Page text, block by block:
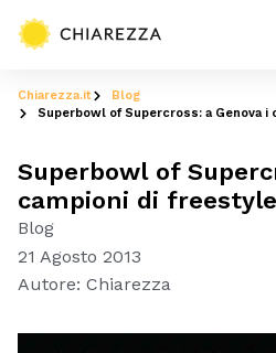
Chiarezza.it
Blog
Superbowl of Supercross: a Genova
Superbowl of
campioni di
Blog
21 Agosto 2013
Autore: Chiarezza